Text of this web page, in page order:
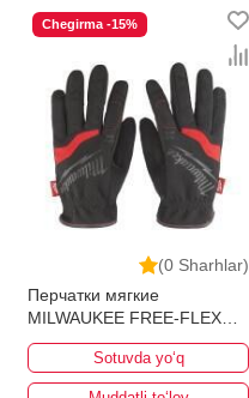
(0 Sharhlar)
Chegirma -15%
Перчатки мягкие
MILWAUKEE FREE-FLEX
10/XL
Sotuvda yo‘q